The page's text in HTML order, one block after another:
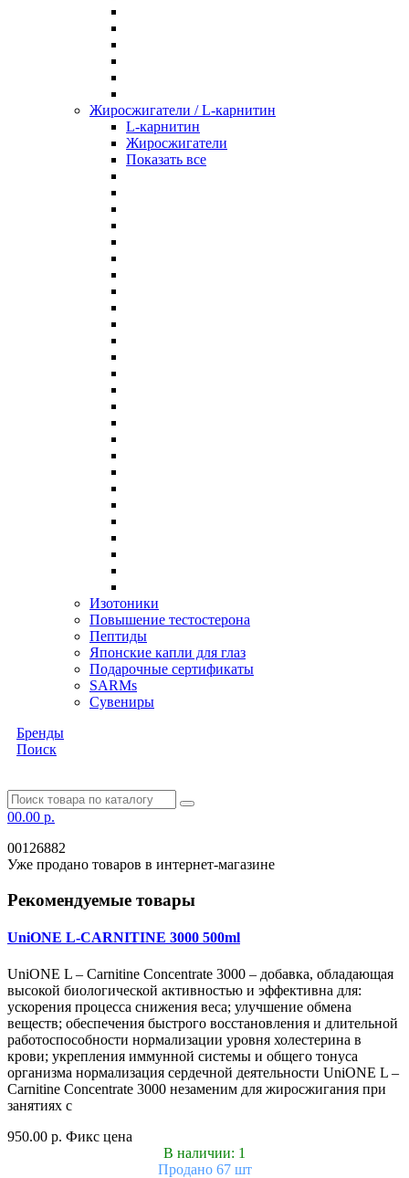
Жиросжигатели / L-карнитин
L-карнитин
Жиросжигатели
Показать все
Изотоники
Повышение тестостерона
Пептиды
Японские капли для глаз
Подарочные сертификаты
SARMs
Сувениры
Бренды
Поиск
00.00 р.
00126882
Уже продано товаров в интернет-магазине
Рекомендуемые товары
UniONE L-CARNITINE 3000 500ml
UniONE L – Carnitine Concentrate 3000 – добавка, обладающая
высокой биологической активностью и эффективна для:
ускорения процесса снижения веса; улучшение обмена
веществ; обеспечения быстрого восстановления и длительной
работоспособности нормализации уровня холестерина в
крови; укрепления иммунной системы и общего тонуса
организма нормализация сердечной деятельности UniONE L –
Carnitine Concentrate 3000 незаменим для жиросжигания при
занятиях с
950.00 р. Фикс цена
В наличии: 1
Продано 67 шт